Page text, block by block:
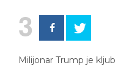
3
Milijonar Trump je